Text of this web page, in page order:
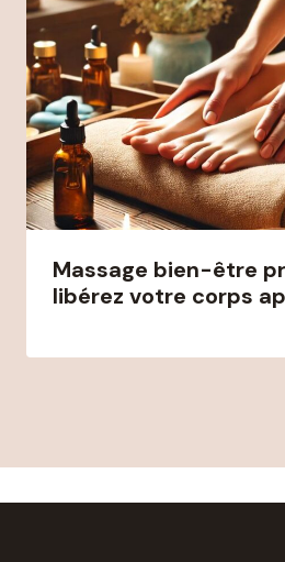
Massage bien-être
libérez votre corps